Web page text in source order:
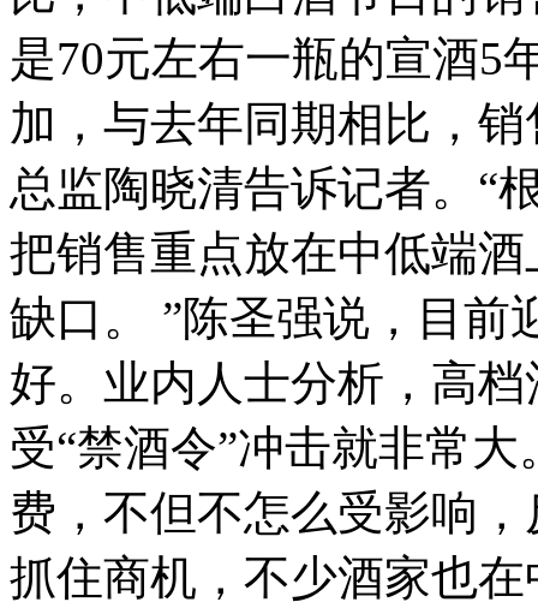
是70元左右一瓶的宣酒5
加，与去年同期相比，
总监陶晓清告诉记者。“
把销售重点放在中低端
缺口。 ”陈圣强说，目前
好。业内人士分析，高
受“禁酒令”冲击就非常
费，不但不怎么受影响
抓住商机，不少酒家也